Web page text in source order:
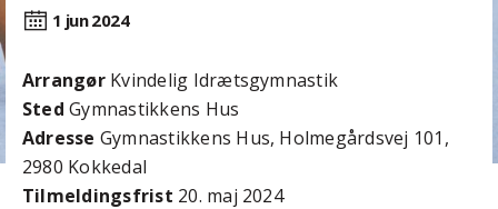
1 jun2024
ArrangørKvindelig Idrætsgymnastik
Sted Gymnastikkens Hus
Adresse Gymnastikkens Hus, Holmegårdsvej 101,
2980 Kokkedal
Tilmeldingsfrist 20. maj 2024